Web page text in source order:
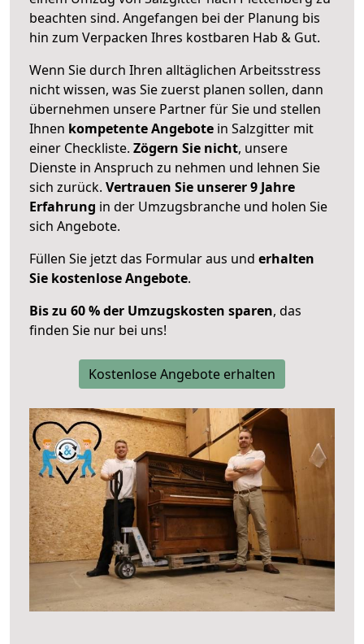
beachten sind. Angefangen bei der Planung bis
hin zum Verpacken Ihres kostbaren Hab & Gut.
Wenn Sie durch Ihren alltäglichen Arbeitsstress
nicht wissen, was Sie zuerst planen sollen, dann
übernehmen unsere Partner für Sie und stellen
Ihnen kompetente Angebote in Salzgitter mit
einer Checkliste. Zögern Sie nicht, unsere
Dienste in Anspruch zu nehmen und lehnen Sie
sich zurück. Vertrauen Sie unserer 9 Jahre
Erfahrung in der Umzugsbranche und holen Sie
sich Angebote.
Füllen Sie jetzt das Formular aus und erhalten
Sie kostenlose Angebote.
Bis zu 60 % der Umzugskosten sparen, das
finden Sie nur bei uns!
Kostenlose Angebote erhalten